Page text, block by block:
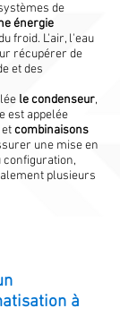
de
énergie
froid. L'air, l'eau
récupérer de
et des
le condenseur,
est appelée
etcombinaisons
une mise en
configuration,
plusieurs
à